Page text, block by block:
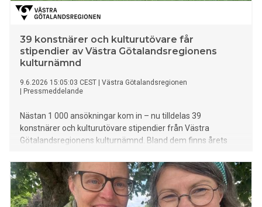
39 konstnärer och kulturutövare får
stipendier av Västra Götalandsregionens
kulturnämnd
9.6.2026 15:05:03 CEST
Västra Götalandsregionen
Pressmeddelande
Nästan 1 000 ansökningar kom in – nu tilldelas 39
konstnärer och kulturutövare stipendier från Västra
Götalandsregionens kulturnämnd. Bland dem finns årets